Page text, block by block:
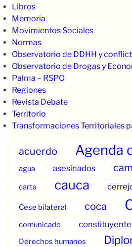
Libros
Memoria
Movimientos Sociales
Normas
Observatorio de DDHH y
Observatorio de Drogas y
Palma – RSPO
Regiones
Revista Debate
Territorio
Transformaciones Territoriales
acuerdo Agenda
agua asesinados
carta cauca
Cese bilateral coca
comunicado constituyente
Derechos humanos